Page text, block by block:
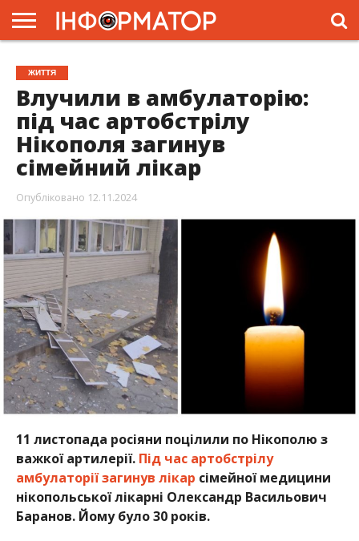
ГОЛОВНА
ЖИТТЯ
ВЛАДА
ГРОШІ
ТРЕШ
ПРЕС-
РЕЛІЗИ
РЕКЛАМА
ПРОЕКТИ
ЖИТТЯ
Влучили в амбулаторію:
під час артобстрілу
Нікополя загинув
сімейний лікар
Опубліковано 12.11.2024
11 листопада росіяни поцілили по Нікополю з
важкої артилерії. Під час артобстрілу
амбулаторії загинув лікар сімейної медицини
нікопольської лікарні Олександр Васильович
Баранов. Йому було 30 років.